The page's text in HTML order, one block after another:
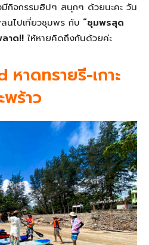
มีกิจกรรมฮิปๆ สนุกๆ ด้วยนะคะ วัน
นไปเที่ยวชุมพร กับ “ชุมพรสุด
าด!! ให้หายคิดถึงกันด้วยค่ะ
หาดทรายรี-เกาะ
พร้าว